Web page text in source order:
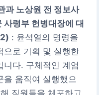
과 노상원 전 정보사
사령부 헌병대장에 대
: 윤석열의 명령을
으로 기획 및 실행한
니다. 구체적인 계엄
을 움직여 실행했으
직원들을 체포하고